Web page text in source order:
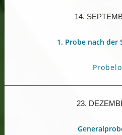
14.
1. Probe nach der
23.